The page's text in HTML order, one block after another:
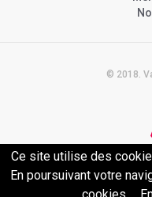
© 2018.
Ce site utilise des
En poursuivant votre